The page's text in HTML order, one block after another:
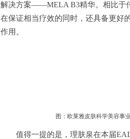
解决方案——MELA B3精华。相比于
在保证相当疗效的同时，还具备更好
作用。
图：欧莱雅皮肤科学美容事
值得一提的是，理肤泉在本届